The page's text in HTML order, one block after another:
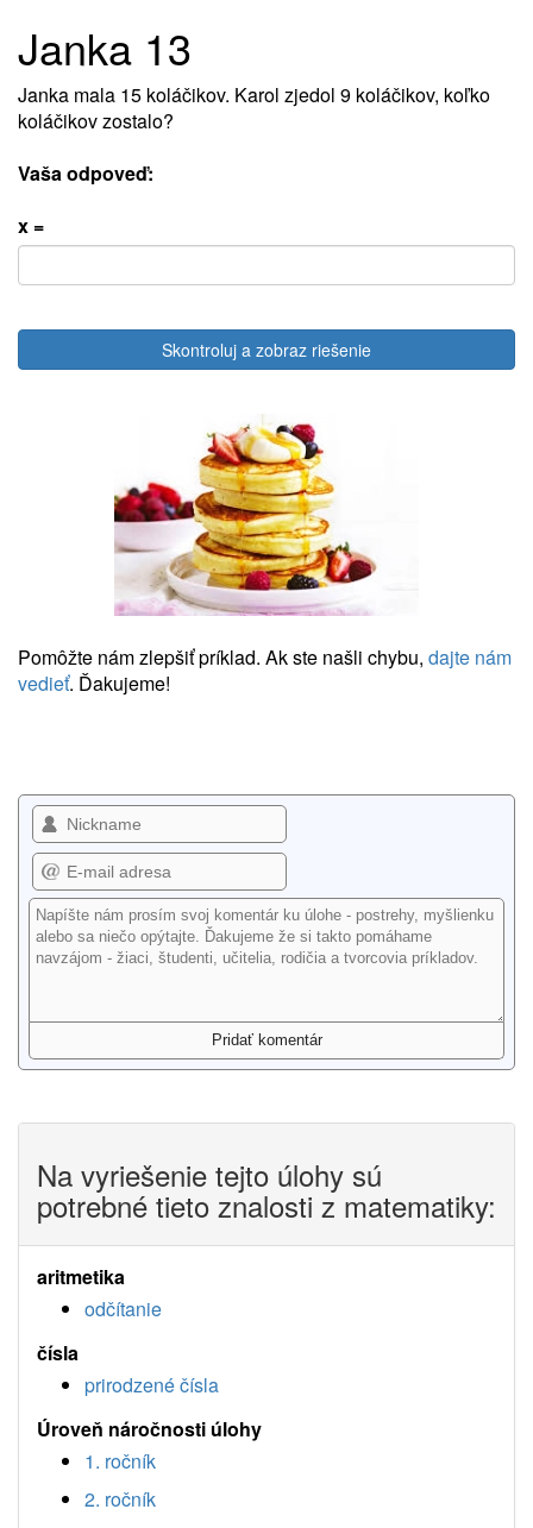
Janka 13
Janka mala 15 koláčikov. Karol zjedol 9 koláčikov, koľko
koláčikov zostalo?
Vaša odpoveď:
x =
Skontroluj a zobraz riešenie
Pomôžte nám zlepšiť príklad. Ak ste našli chybu, dajte nám
vedieť. Ďakujeme!
Na vyriešenie tejto úlohy sú
potrebné tieto znalosti z matematiky:
aritmetika
odčítanie
čísla
prirodzené čísla
Úroveň náročnosti úlohy
1. ročník
2. ročník